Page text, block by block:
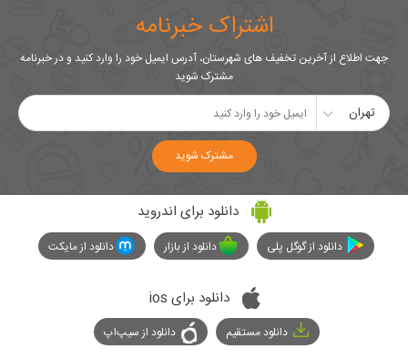
اشتراک خبرنامه
جهت اطلاع از آخرین تخفیف های شهرستان، آدرس ایمیل خود را وارد کنید و در خبرنامه
مشترک شوید
تهران
مشترک شوید
دانلود برای اندروید
دانلود از گوگل پلی دانلود از بازار دانلود از مایکت
دانلود برای ios
دانلود مستقیم دانلود از سیپ‌اپ